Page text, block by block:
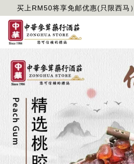
买上RM50将享免邮优惠(只限西马）